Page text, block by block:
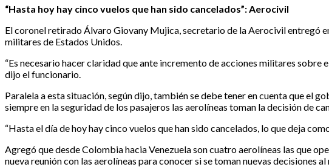
“Hasta hoy hay cinco vuelos que han sido cancelados”: Aerocivil
El coronel retirado Álvaro Giovany Mujica, secretario de la Aerocivil entregó
militares de Estados Unidos.
“Es necesario hacer claridad que ante incremento de acciones militares
dijo el funcionario.
Paralela a esta situación, según dijo, también se debe tener en cuenta que el
siempre en la seguridad de los pasajeros las aerolíneas toman la decisión de
“Hasta el día de hoy hay cinco vuelos que han sido cancelados, lo que deja
Agregó que desde Colombia hacia Venezuela son cuatro aerolíneas las que
nueva reunión con las aerolíneas para conocer si se toman nuevas decisiones